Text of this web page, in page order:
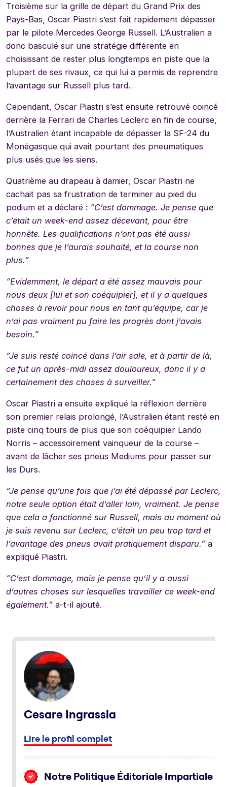
Troisième sur la grille de départ du Grand Prix des
Pays-Bas, Oscar Piastri s’est fait rapidement dépasser
par le pilote Mercedes George Russell. L’Australien a
donc basculé sur une stratégie différente en
choisissant de rester plus longtemps en piste que la
plupart de ses rivaux, ce qui lui a permis de reprendre
l’avantage sur Russell plus tard.
Cependant, Oscar Piastri s’est ensuite retrouvé coincé
derrière la Ferrari de Charles Leclerc en fin de course,
l’Australien étant incapable de dépasser la SF-24 du
Monégasque qui avait pourtant des pneumatiques
plus usés que les siens.
Quatrième au drapeau à damier, Oscar Piastri ne
cachait pas sa frustration de terminer au pied du
podium et a déclaré : “C’est dommage. Je pense que
c’était un week-end assez décevant, pour être
honnête. Les qualifications n’ont pas été aussi
bonnes que je l’aurais souhaité, et la course non
plus.”
“Evidemment, le départ a été assez mauvais pour
nous deux [lui et son coéquipier], et il y a quelques
choses à revoir pour nous en tant qu’équipe, car je
n’ai pas vraiment pu faire les progrès dont j’avais
besoin.”
“Je suis resté coincé dans l’air sale, et à partir de là,
ce fut un après-midi assez douloureux, donc il y a
certainement des choses à surveiller.”
Oscar Piastri a ensuite expliqué la réflexion derrière
son premier relais prolongé, l’Australien étant resté en
piste cinq tours de plus que son coéquipier Lando
Norris – accessoirement vainqueur de la course –
avant de lâcher ses pneus Mediums pour passer sur
les Durs.
“Je pense qu’une fois que j’ai été dépassé par Leclerc,
notre seule option était d’aller loin, vraiment. Je pense
que cela a fonctionné sur Russell, mais au moment où
je suis revenu sur Leclerc, c’était un peu trop tard et
l’avantage des pneus avait pratiquement disparu.” a
expliqué Piastri.
“C’est dommage, mais je pense qu’il y a aussi
d’autres choses sur lesquelles travailler ce week-end
également.” a-t-il ajouté.
Cesare Ingrassia
Lire le profil complet
Notre Politique Éditoriale Impartiale